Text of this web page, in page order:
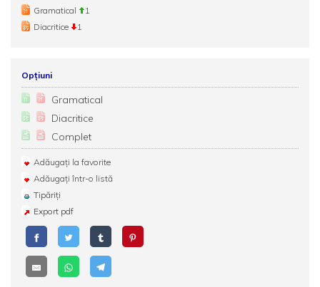
Gramatical
1
Diacritice
1
Opțiuni
Gramatical
Diacritice
Complet
Adăugați la favorite
Adăugați într-o listă
Tipăriți
Export pdf